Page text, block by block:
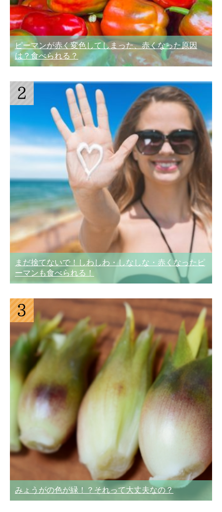
ピーマンが赤く変色してしまった、赤くなった原因
は？食べられる？
まだ捨てないで！しわしわ・しなしな・赤くなったピ
ーマンも食べられる！
みょうがの色が緑！？それって大丈夫なの？